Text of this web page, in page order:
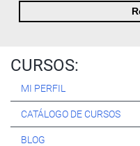
CURSOS:
MI PERFIL
CATÁLOGO DE CURSOS
BLOG